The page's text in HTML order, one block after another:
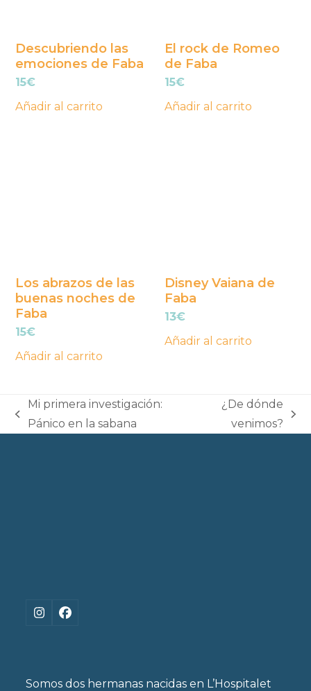
Descubriendo las
emociones de Faba
15€
Añadir al carrito
El rock de Romeo
de Faba
15€
Añadir al carrito
Los abrazos de las
buenas noches de
Faba
15€
Añadir al carrito
Disney Vaiana de
Faba
13€
Añadir al carrito
previous
Mi primera investigación:
Pánico en la sabana
next
¿De dónde
venimos?
Instagram
Facebook
Somos dos hermanas nacidas en L’Hospitalet